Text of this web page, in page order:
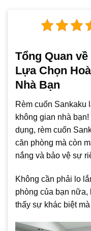
Tổng Quan
Lựa Chọn
Nhà Bạn
Rèm cuốn Sankaku
không gian nhà
dụng, rèm cuốn
căn phòng mà còn
nắng và bảo vệ sự
Không cần phải lo
phòng của bạn nữa,
thấy sự khác biệt